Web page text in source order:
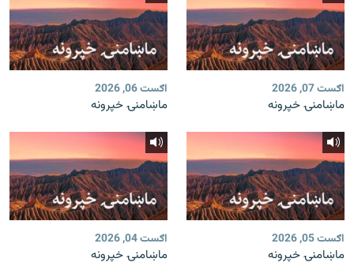
اګست 07, 2026
ماښامنۍ خپرونه
اګست 06, 2026
ماښامنۍ خپرونه
اګست 05, 2026
ماښامنۍ خپرونه
اګست 04, 2026
ماښامنۍ خپرونه